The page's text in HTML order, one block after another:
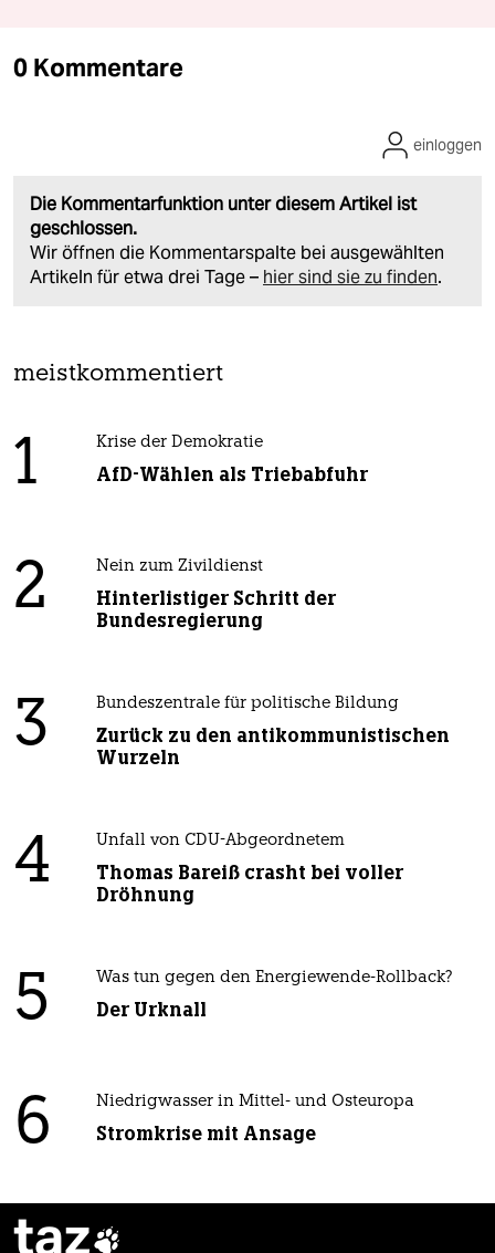
0 Kommentare
Die Kommentarfunktion unter diesem Artikel ist
geschlossen.
Wir öffnen die Kommentarspalte bei ausgewählten
Artikeln für etwa drei Tage – hier sind sie zu finden.
einloggen
meistkommentiert
1 Krise der Demokratie
AfD-Wählen als Triebabfuhr
2 Nein zum Zivildienst
Hinterlistiger Schritt der
Bundesregierung
3 Bundeszentrale für politische Bildung
Zurück zu den antikommunistischen
Wurzeln
4 Unfall von CDU-Abgeordnetem
Thomas Bareiß crasht bei voller
Dröhnung
5 Was tun gegen den Energiewende-Rollback?
Der Urknall
6 Niedrigwasser in Mittel- und Osteuropa
Stromkrise mit Ansage
taz